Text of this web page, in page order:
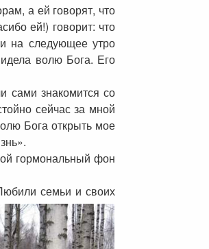
а ей говорят, что
ей!) говорит: что
на следующее утро
волю Бога. Его
сами знакомится со
сейчас за мной
Бога открыть мое
гормональный фон
семьи и своих